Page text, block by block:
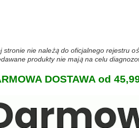
nie należą do oficjalnego rejestru
produkty nie mają na celu
DOSTAWA od